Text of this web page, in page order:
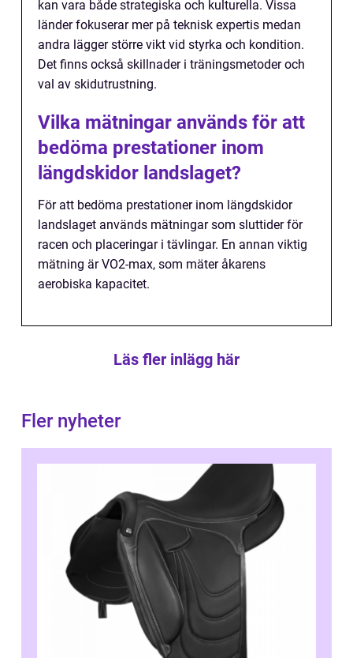
kan vara både strategiska och kulturella. Vissa
länder fokuserar mer på teknisk expertis medan
andra lägger större vikt vid styrka och kondition.
Det finns också skillnader i träningsmetoder och
val av skidutrustning.
Vilka mätningar används för att
bedöma prestationer inom
längdskidor landslaget?
För att bedöma prestationer inom längdskidor
landslaget används mätningar som sluttider för
racen och placeringar i tävlingar. En annan viktig
mätning är VO2-max, som mäter åkarens
aerobiska kapacitet.
Läs fler inlägg här
Fler nyheter